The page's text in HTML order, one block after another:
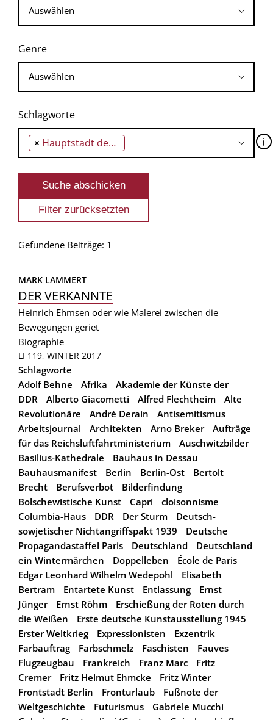
Genre
Schlagworte
× Hauptstadt der DDR 🛈
Gefundene Beiträge: 1
MARK LAMMERT
DER VERKANNTE
Heinrich Ehmsen oder wie Malerei zwischen die
Bewegungen geriet
Biographie
LI 119, WINTER 2017
Schlagworte
Adolf Behne
Afrika
Akademie der Künste der
DDR
Alberto Giacometti Alfred Flechtheim
Alte
Revolutionäre
André Derain
Antisemitismus
Arbeitsjournal
Architekten Arno Breker
Aufträge
für das Reichsluftfahrtministerium
Auschwitzbilder
Basilius-Kathedrale
Bauhaus in Dessau
Bauhausmanifest
Berlin Berlin-Ost
Bertolt
Brecht
Berufsverbot
Bilderfindung
Bolschewistische Kunst
Capri
cloisonnisme
Columbia-Haus
DDR Der Sturm
Deutsch-
sowjetischer Nichtangriffspakt 1939
Deutsche
Propagandastaffel Paris
Deutschland
Deutschland
ein Wintermärchen
Doppelleben
École de Paris
Edgar Leonhard Wilhelm Wedepohl
Elisabeth
Bertram
Entartete Kunst Entlassung
Ernst
Jünger
Ernst Röhm
Erschießung der Roten durch
die Weißen
Erste deutsche Kunstausstellung 1945
Erster Weltkrieg
Expressionisten
Exzentrik
Farbauftrag
Farbschmelz Faschisten
Fauves
Flugzeugbau
Frankreich Franz Marc
Fritz
Cremer
Fritz Helmut Ehmcke
Fritz Winter
Frontstadt Berlin
Fronturlaub
Fußnote der
Weltgeschichte
Futurismus
Gabriele Mucchi